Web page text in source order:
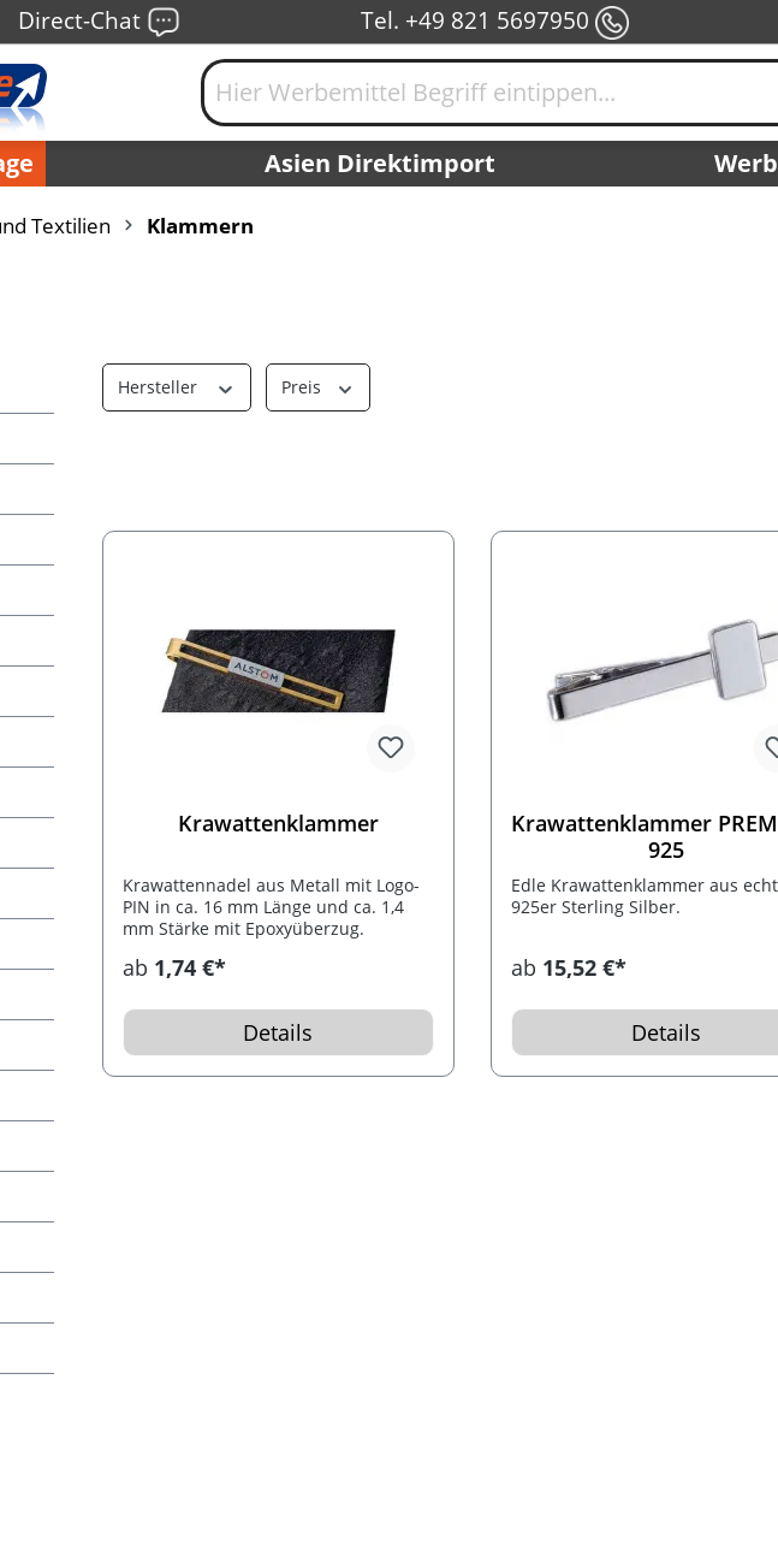
Direct-Chat Tel. +49 821 5697950
Asien Direktimport
Textilien Klammern
Hersteller Preis
Krawattenklammer
Krawattennadel aus Metall mit Logo-
PIN in ca. 16 mm Länge und ca. 1,4
mm Stärke mit Epoxyüberzug.
ab 1,74 €*
Details
Krawattenklammer
925
Edle Krawattenklammer aus
925er Sterling Silber.
ab 15,52 €*
Details